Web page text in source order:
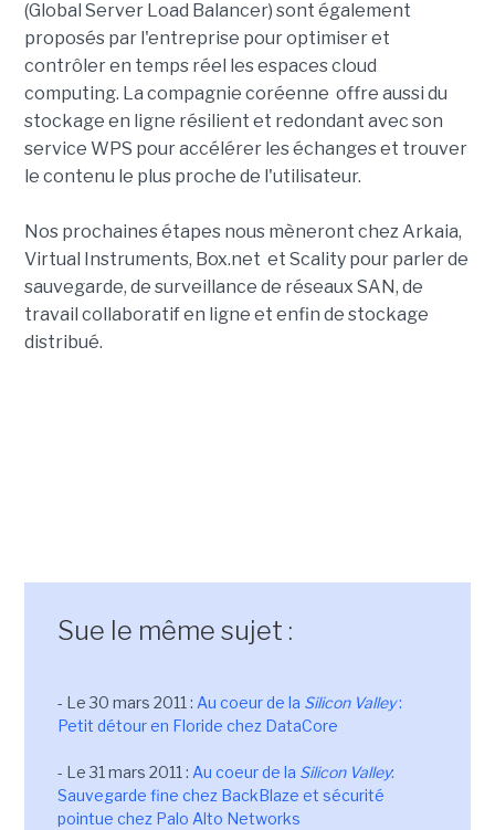
(Global Server Load Balancer) sont également
proposés par l'entreprise pour optimiser et
contrôler en temps réel les espaces cloud
computing. La compagnie coréenne offre aussi du
stockage en ligne résilient et redondant avec son
service WPS pour accélérer les échanges et trouver
le contenu le plus proche de l'utilisateur.
Nos prochaines étapes nous mèneront chez Arkaia,
Virtual Instruments, Box.net et Scality pour parler de
sauvegarde, de surveillance de réseaux SAN, de
travail collaboratif en ligne et enfin de stockage
distribué.
Sue le même sujet :
- Le 30 mars 2011 : Au coeur de la Silicon Valley:
Petit détour en Floride chez DataCore
- Le 31 mars 2011 : Au coeur de la Silicon Valley:
Sauvegarde fine chez BackBlaze et sécurité
pointue chez Palo Alto Networks